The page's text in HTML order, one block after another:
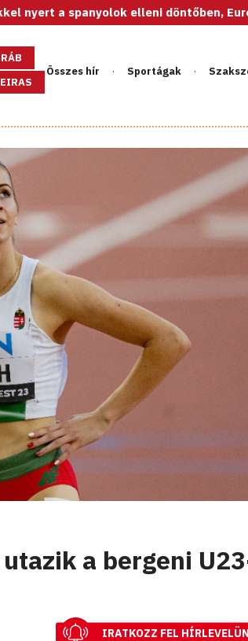
elleni döntőben, Európa-bajnok
Összes hír Sportágak
a bergeni
IRATKOZZ FEL